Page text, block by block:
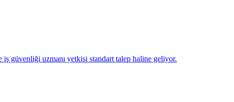
güvenliği uzmanı yetkisi standart talep haline geliyor.